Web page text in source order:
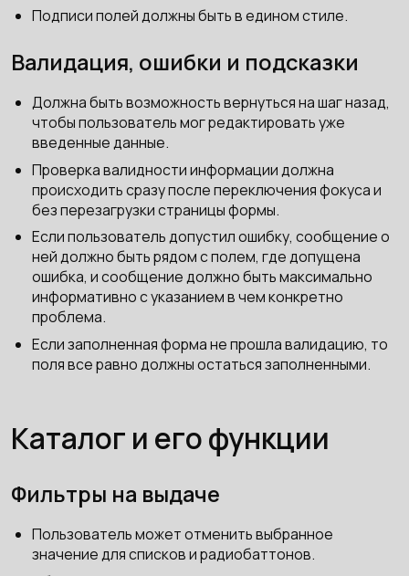
Подписи полей должны быть в едином стиле.
Валидация, ошибки и подсказки
Должна быть возможность вернуться на шаг назад,
чтобы пользователь мог редактировать уже
введенные данные.
Проверка валидности информации должна
происходить сразу после переключения фокуса и
без перезагрузки страницы формы.
Если пользователь допустил ошибку, сообщение о
ней должно быть рядом с полем, где допущена
ошибка, и сообщение должно быть максимально
информативно с указанием в чем конкретно
проблема.
Если заполненная форма не прошла валидацию, то
поля все равно должны остаться заполненными.
Каталог и его функции
Фильтры на выдаче
Пользователь может отменить выбранное
значение для списков и радиобаттонов.